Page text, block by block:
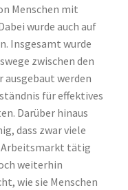
Menschen mit
wurde auch auf
Insgesamt wurde
zwischen den
werden
für effektives
Darüber hinaus
dass zwar viele
Arbeitsmarkt tätig
weiterhin
wie sie Menschen